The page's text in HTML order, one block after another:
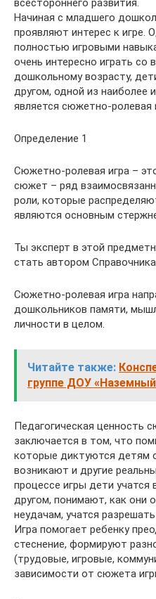
всестороннего развития.
Начиная с младшего
проявляют интерес к игре.
полностью игровыми
очень интересно играть со
дошкольному возрасту,
другом, одной из наиболее
является сюжетно-ролевая
Определение 1
Сюжетно-ролевая игра –
сюжет – ряд
роли, которые
являются основным
Ты эксперт в этой
стать автором
Сюжетно-ролевая игра
дошкольников памяти,
личности в целом.
Читайте также:
группе ДОУ
Педагогическая ценность
заключается в том, что
которые диктуются детям
возникают и другие
процессе игры дети учатся
другом, понимают, как они
неудачам, учатся
Игра помогает ребенку
стеснение, формируют
(трудовые, игровые,
зависимости от сюжета